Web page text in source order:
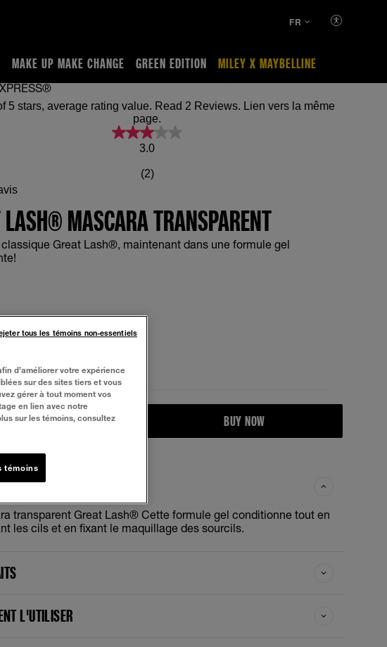
MAKE UP MAKE CHANGE GREEN EDITION MILEY X MAYBELLINE
FR
stars, average rating value. Read 2 Reviews. Lien vers la même
page.
3.0
(2)
LASH® MASCARA TRANSPARENT
Great Lash®, maintenant dans une formule gel
Clear
ESSAYER BUY NOW
transparent Great Lash® Cette formule gel conditionne tout en
les cils et en fixant le maquillage des sourcils.
L'UTILISER
d’améliorer votre expérience
sur des sites tiers et vous
gérer à tout moment vos
en lien avec notre
sur les témoins, consultez
témoins
tous les témoins non-essentiels